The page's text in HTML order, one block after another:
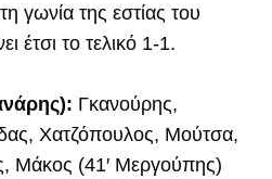
γωνία της εστίας του
έτσι το τελικό 1-1.
Γκανούρης,
Χατζόπουλος, Μούτσα,
Μάκος (41′ Μεργούπης)